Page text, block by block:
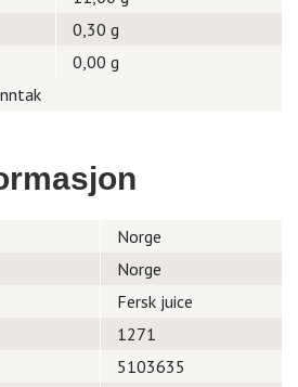
0,30 g
0,00 g
Norge
Norge
Fersk juice
1271
5103635